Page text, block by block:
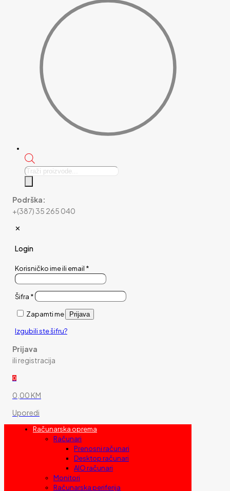
Products
Podrška:
+(387) 35 265 040
✕
Login
Korisničko ime ili email *
Šifra *
Zapamti me Prijava
Izgubili ste šifru?
Prijava
ili registracija
0
0,00 KM
Uporedi
Računarska oprema
Računari
Prenosni računari
Desktop računari
AIO računari
Monitori
Računarska periferija